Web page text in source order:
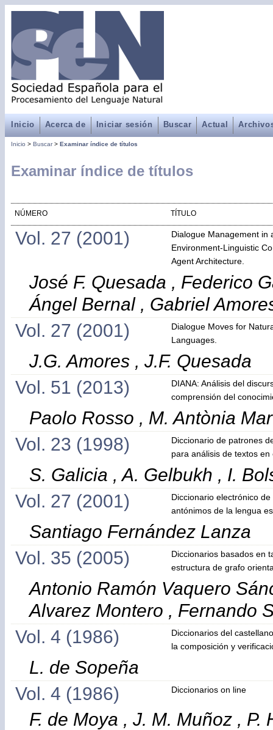
Inicio Acerca de Iniciar sesión Buscar Actual
Inicio > Buscar> Examinar índice de títulos
Examinar índice de títulos
NÚMERO TÍTULO
Vol. 27 (2001)
Dialogue Management in
Environment-Linguistic
Agent Architecture.
José F. Quesada , Federico
Ángel Bernal , Gabriel
Vol. 27 (2001)
Dialogue Moves for
Languages.
J.G. Amores , J.F. Quesada
Vol. 51 (2013)
DIANA: Análisis del
comprensión del
Paolo Rosso , M. Antònia
Vol. 23 (1998)
Diccionario de patrones
para análisis de textos en
S. Galicia , A. Gelbukh , I.
Vol. 27 (2001)
Diccionario electrónico
antónimos de la lengua
Santiago Fernández Lanza
Vol. 35 (2005)
Diccionarios basados en
estructura de grafo
Antonio Ramón Vaquero
Alvarez Montero , Fernando
Vol. 4 (1986)
Diccionarios del
la composición y
L. de Sopeña
Vol. 4 (1986)
Diccionarios on line
F. de Moya , J. M. Muñoz , P.